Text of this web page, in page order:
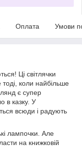
Оплата Умови
Ці світлячки
коли найбільше
є супер
в казку. У
всюди і радують
лампочки. Але
на книжковій